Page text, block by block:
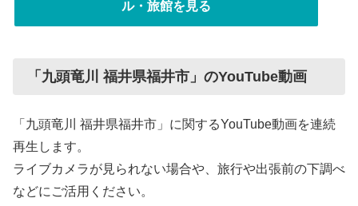
ル・旅館を見る
「九頭竜川 福井県福井市」のYouTube動画
「九頭竜川 福井県福井市」に関するYouTube動画を連続
再生します。
ライブカメラが見られない場合や、旅行や出張前の下調べ
などにご活用ください。